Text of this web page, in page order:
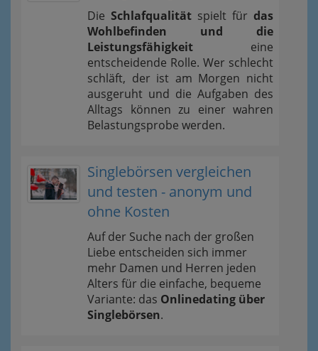
Die Schlafqualität spielt für das
Wohlbefinden und die
Leistungsfähigkeit eine
entscheidende Rolle. Wer schlecht
schläft, der ist am Morgen nicht
ausgeruht und die Aufgaben des
Alltags können zu einer wahren
Belastungsprobe werden.
Singlebörsen vergleichen
und testen - anonym und
ohne Kosten
Auf der Suche nach der großen
Liebe entscheiden sich immer
mehr Damen und Herren jeden
Alters für die einfache, bequeme
Variante: das Onlinedating über
Singlebörsen.